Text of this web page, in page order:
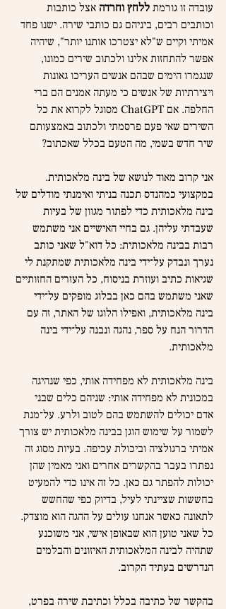
עובדה זו גורמת ללחץ וחרדה אצל כותבות
וכותבים רבים, ביניהם גם כותבי שירה. ישנו פחד
אמיתי וקיים ש"לא יצטרכו אותנו יותר", שיהיה
אפשר להתחזות אלינו ולכתוב שירים כמונו,
שנגמרו הימים שבהם אנשים העריכו גאונות
ויצירתיות של אנשים כי מעתה אמנים הם ברי
החלפה. אם ChatGPT מסוגל לקרוא את כל
השירים שאי פעם פרסמתי ולכתוב באמצעותם
שיר חדש בשמי, מה הטעם בכלל שאכתוב?
אני קרוב מאוד לנושא של בינה מלאכותית.
במקצועי כמהנדס תכנה בניתי ואימנתי מודלים של
בינה מלאכותית כדי לפתור מגוון של בעיות
שעבדתי עליהן. גם בחיי האישיים אני משתמש
רבות בבינה מלאכותית: כל דוא"ל שאני כותב
נערך ונבדק על־ידי בינה מלאכותית שמתקנת לי
שגיאות כתיב ועוזרת בניסוח, כל העזרים החזותיים
שאני משתמש בהם כאן בבלוג מופקים על־ידי
בינה מלאכותית, ואפילו הלוגו של האתר, זה עם
הדרור הנח על ספר, נהגה ונבנה על־ידי בינה
מלאכותית.
בינה מלאכותית לא מפחידה אותי, כפי שנהיגה
במכונית לא מפחידה אותי: שניהם כלים שבני
אדם יכולים להשתמש בהם לטוב ולרע. על־מנת
לשמור על שימוש הוגן בבינה מלאכותית יש צורך
אמיתי ברגולציה וביכולת עכיפה. בעיות מסוג זה
נפתרו בעבר בהקשרים אחרים ואני מאמין שהן
יכולות להפתר גם כאן. כל זה אינו כדי להמעיט
בחששות שציינתי לעיל, בדיוק כפי שהחשש
לתאונה כאשר אנחנו עולים על ההגה הוא מוצדק.
כל שאני טוען הוא שבאופן אישי, אני משוכנע
שתהיה לבינה המלאכותית האיזונים והבלמים
הנדרשים בעתיד הקרוב.
בהקשר של כתיבה בכלל וכתיבת שירה בפרט,